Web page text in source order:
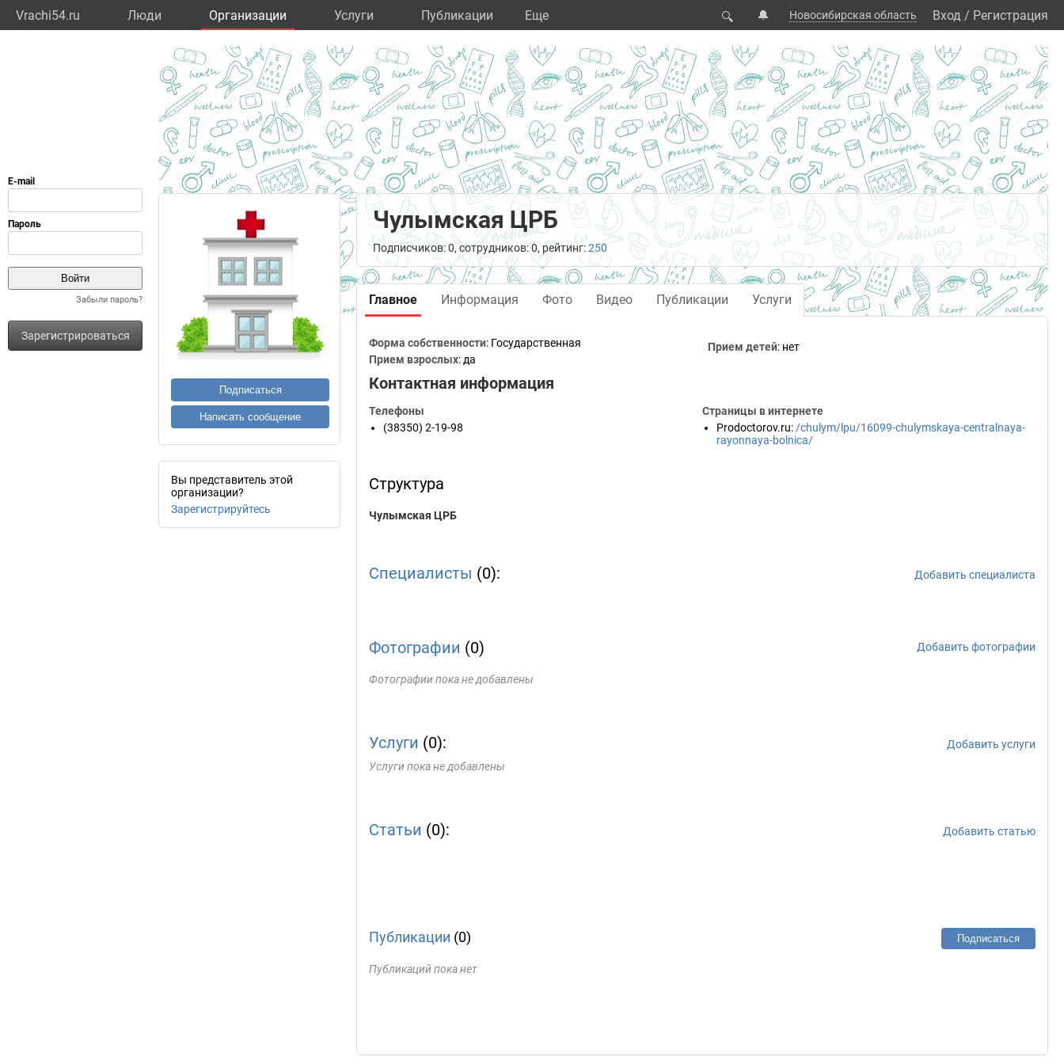
Vrachi54.ru Люди Организации Услуги Публикации Eще 🔍 🔔 Новосибирская область Вход / Регистрация
Забыли пароль?
Зарегистрироваться
Подписаться
Написать сообщение
Вы представитель этой
организации?
Зарегистрируйтесь
Чулымская ЦРБ
Подписчиков: 0, сотрудников: 0, рейтинг:250
Главное Информация Фото Видео Публикации Услуги
Форма собственности: Государственная
Прием взрослых: да
Прием детей: нет
Контактная информация
Телефоны
(38350) 2-19-98
Страницы в интернете
Prodoctorov.ru: /chulym/lpu/16099-chulymskaya-centralnaya-
rayonnaya-bolnica/
Структура
Чулымская ЦРБ
Специалисты (0): Добавить специалиста
Фотографии (0) Добавить фотографии
Фотографии пока не добавлены
Услуги (0):
Добавить услуги
Услуги пока не добавлены
Статьи (0): Добавить статью
Публикации (0) Подписаться
Публикаций пока нет